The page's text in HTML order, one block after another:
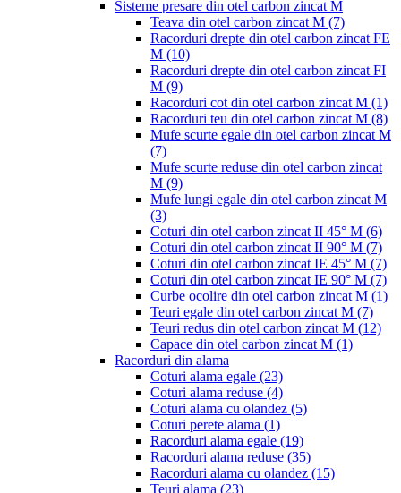
Sisteme presare din otel carbon zincat M
Teava din otel carbon zincat M (7)
Racorduri drepte din otel carbon zincat FE
M (10)
Racorduri drepte din otel carbon zincat FI
M (9)
Racorduri cot din otel carbon zincat M (1)
Racorduri teu din otel carbon zincat M (8)
Mufe scurte egale din otel carbon zincat M
(7)
Mufe scurte reduse din otel carbon zincat
M (9)
Mufe lungi egale din otel carbon zincat M
(3)
Coturi din otel carbon zincat II 45° M (6)
Coturi din otel carbon zincat II 90° M (7)
Coturi din otel carbon zincat IE 45° M (7)
Coturi din otel carbon zincat IE 90° M (7)
Curbe ocolire din otel carbon zincat M (1)
Teuri egale din otel carbon zincat M (7)
Teuri redus din otel carbon zincat M (12)
Capace din otel carbon zincat M (1)
Racorduri din alama
Coturi alama egale (23)
Coturi alama reduse (4)
Coturi alama cu olandez (5)
Coturi perete alama (1)
Racorduri alama egale (19)
Racorduri alama reduse (35)
Racorduri alama cu olandez (15)
Teuri alama (23)